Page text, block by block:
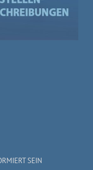
SEIN